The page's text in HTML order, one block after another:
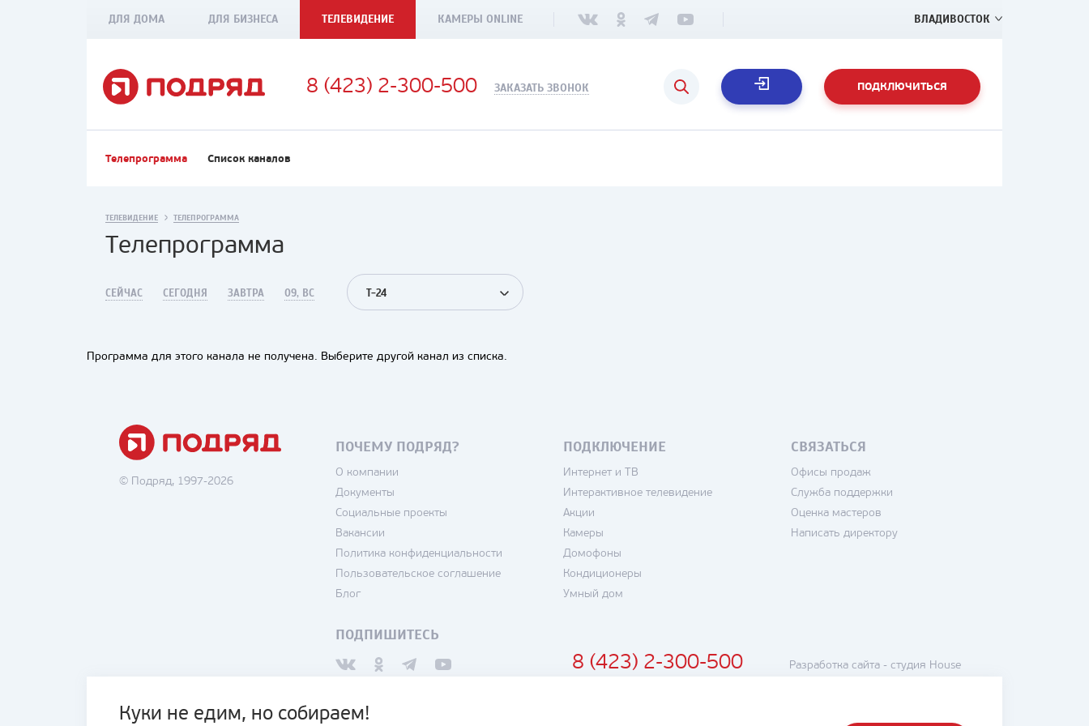
ДЛЯ ДОМА ДЛЯ БИЗНЕСА ТЕЛЕВИДЕНИЕ КАМЕРЫ ONLINE ВЛАДИВОСТОК
8 (423) 2-300-500 ЗАКАЗАТЬ ЗВОНОК ПОДКЛЮЧИТЬСЯ
Телепрограмма Список каналов
Куки не едим, но собираем!
ТЕЛЕВИДЕНИЕ ТЕЛЕПРОГРАММА
Телепрограмма
СЕЙЧАС СЕГОДНЯ ЗАВТРА 09, ВС T-24
Программа для этого канала не получена. Выберите другой канал из списка.
© Подряд, 1997-2026
ПОЧЕМУ ПОДРЯД?
О компании
Документы
Социальные проекты
Вакансии
Политика конфиденциальности
Пользовательское соглашение
Блог
ПОДКЛЮЧЕНИЕ
Интернет и ТВ
Интерактивное телевидение
Акции
Камеры
Домофоны
Кондиционеры
Умный дом
СВЯЗАТЬСЯ
Офисы продаж
Служба поддержки
Оценка мастеров
Написать директору
ПОДПИШИТЕСЬ
8 (423) 2-300-500 Разработка сайта - студия House